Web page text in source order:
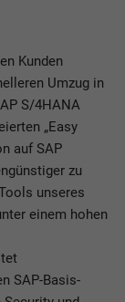
Kunden
Umzug in
S/4HANA
„Easy
auf SAP
zu
unseres
einem hohen
SAP-Basis-